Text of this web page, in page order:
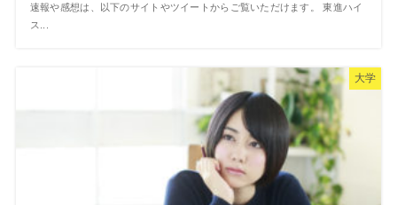
速報や感想は、以下のサイトやツイートからご覧いただけます。 東進ハイ
ス...
大学